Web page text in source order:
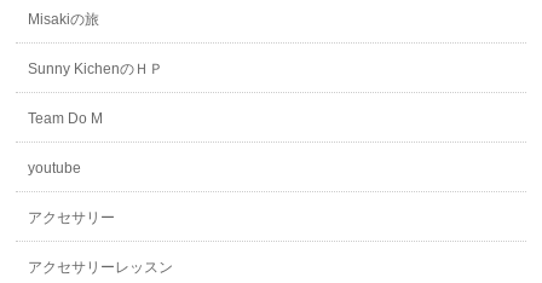
Misakiの旅
Sunny KichenのＨＰ
Team Do M
youtube
アクセサリー
アクセサリーレッスン